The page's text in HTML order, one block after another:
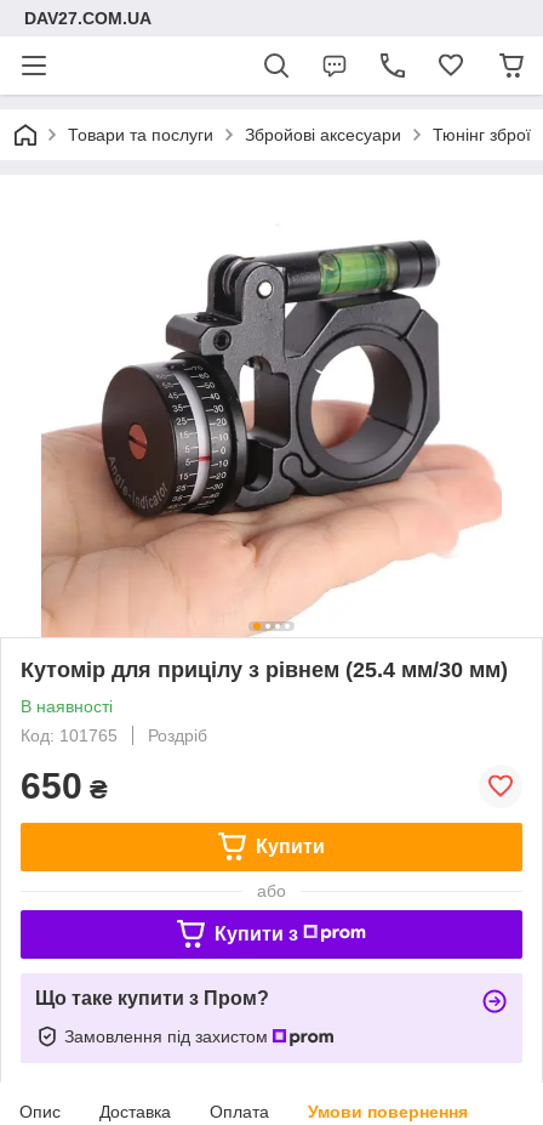
DAV27.COM.UA
Товари та послуги Збройові аксесуари Тюнінг зброї
Кутомір для прицілу з рівнем (25.4 мм/30 мм)
В наявності
Код: 101765
Роздріб
650 ₴
Купити
або
Купити з
Що таке купити з Пром?
Замовлення під захистом
Опис Доставка Оплата Умови повернення